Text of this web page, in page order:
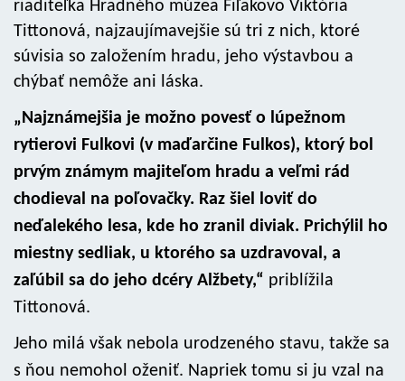
riaditeľka Hradného múzea Fiľakovo Viktória
Tittonová, najzaujímavejšie sú tri z nich, ktoré
súvisia so založením hradu, jeho výstavbou a
chýbať nemôže ani láska.
„Najznámejšia je možno povesť o lúpežnom
rytierovi Fulkovi (v maďarčine Fulkos), ktorý bol
prvým známym majiteľom hradu a veľmi rád
chodieval na poľovačky. Raz šiel loviť do
neďalekého lesa, kde ho zranil diviak. Prichýlil ho
miestny sedliak, u ktorého sa uzdravoval, a
zaľúbil sa do jeho dcéry Alžbety,“ priblížila
Tittonová.
Jeho milá však nebola urodzeného stavu, takže sa
s ňou nemohol oženiť. Napriek tomu si ju vzal na